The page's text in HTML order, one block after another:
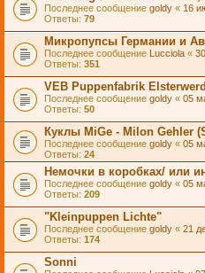
Последнее сообщение goldy « 16
Ответы: 79
Микропупсы Германии и
Последнее сообщение Lucciola «
Ответы: 351
VEB Puppenfabrik
Последнее сообщение goldy « 05
Ответы: 50
Куклы MiGe - Milon Gehler
Последнее сообщение goldy « 05
Ответы: 24
Немочки в коробках/ или
Последнее сообщение goldy « 05
Ответы: 209
"Kleinpuppen Lichte"
Последнее сообщение goldy « 21
Ответы: 174
Sonni